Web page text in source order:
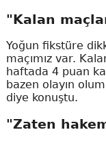
"Kalan
Yoğun fikstüre
maçımız var.
haftada 4 puan
bazen olayın
diye konuştu.
"Zaten